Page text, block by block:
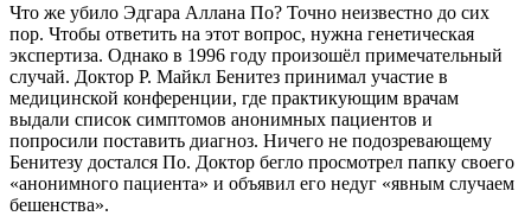
Что же убило Эдгара Аллана По? Точно неизвестно до сих
пор. Чтобы ответить на этот вопрос, нужна генетическая
экспертиза. Однако в 1996 году произошёл примечательный
случай. Доктор Р. Майкл Бенитез принимал участие в
медицинской конференции, где практикующим врачам
выдали список симптомов анонимных пациентов и
попросили поставить диагноз. Ничего не подозревающему
Бенитезу достался По. Доктор бегло просмотрел папку своего
«анонимного пациента» и объявил его недуг «явным случаем
бешенства».